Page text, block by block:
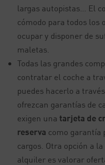
largas autopistas… El
cómodo para todos los
ocupar y disponer de
maletas.
Todas las grandes
contratar el coche a
puedes hacerlo a
ofrezcan garantías de
exigen una tarjeta de
reserva como garantía
cargos. Otra opción a
alquiler es valorar